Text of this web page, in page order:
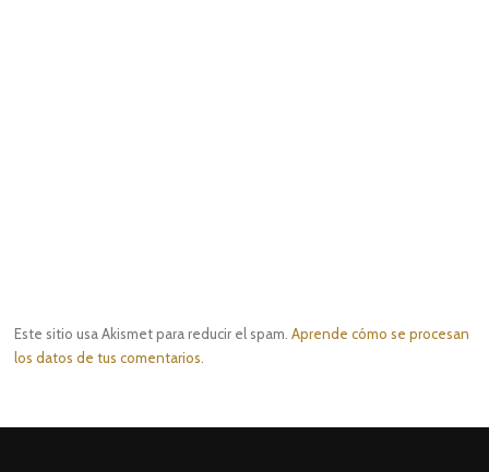
Este sitio usa Akismet para reducir el spam.Aprende cómo se procesan
los datos de tus comentarios.